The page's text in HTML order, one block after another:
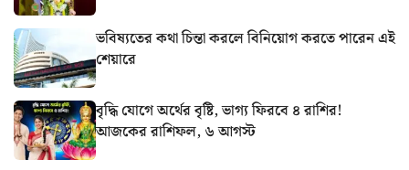
ভবিষ্যতের কথা চিন্তা করলে বিনিয়োগ করতে পারেন এই
শেয়ারে
বৃদ্ধি যোগে অর্থের বৃষ্টি, ভাগ্য ফিরবে ৪ রাশির!
আজকের রাশিফল, ৬ আগস্ট